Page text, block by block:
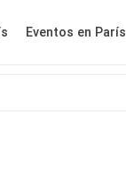
Eventos en París